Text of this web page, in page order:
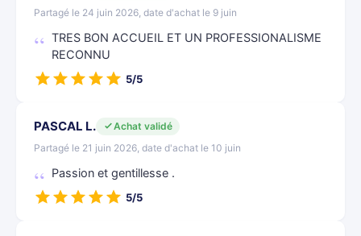
Partagé le 24 juin 2026, date d'achat le 9 juin
TRES BON ACCUEIL ET UN PROFESSIONALISME
RECONNU
5/5
PASCAL L.
Achat validé
Partagé le 21 juin 2026, date d'achat le 10 juin
Passion et gentillesse .
5/5